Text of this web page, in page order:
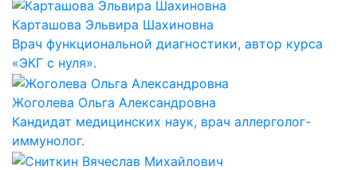
Карташова Эльвира Шахиновна
Врач функциональной диагностики, автор курса
«ЭКГ с нуля».
Жоголева Ольга Александровна
Кандидат медицинских наук, врач аллерголог-
иммунолог.